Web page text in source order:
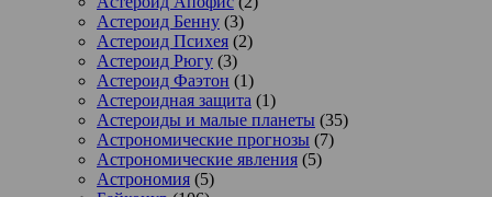
Астероид Бенну (3)
Астероид Психея (2)
Астероид Рюгу (3)
Астероид Фаэтон (1)
Астероидная защита (1)
Астероиды и малые планеты (35)
Астрономические прогнозы (7)
Астрономические явления (5)
Астрономия (5)